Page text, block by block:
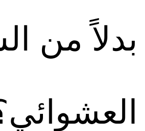
بدلاً من